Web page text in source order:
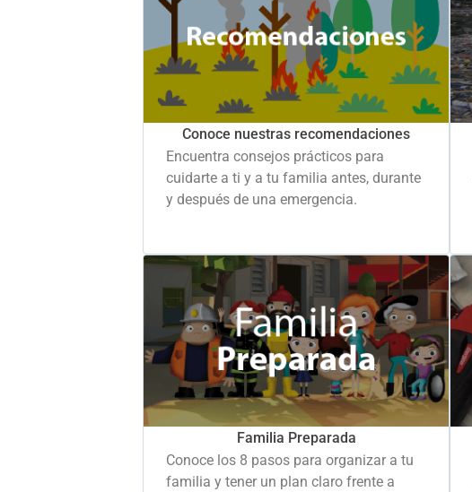
Conoce nuestras recomendaciones
Encuentra consejos prácticos para
cuidarte a ti y a tu familia antes, durante
y después de una emergencia.
Familia Preparada
Conoce los 8 pasos para organizar a tu
familia y tener un plan claro frente a